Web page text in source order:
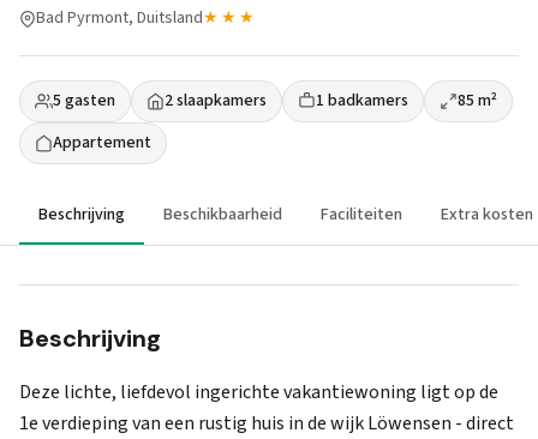
Bad Pyrmont, Duitsland★★★
5 gasten 2 slaapkamers 1 badkamers
85 m²
Appartement
Beschrijving Beschikbaarheid Faciliteiten Extra kosten
Beschrijving
Deze lichte, liefdevol ingerichte vakantiewoning ligt op de
1e verdieping van een rustig huis in de wijk Löwensen - direct